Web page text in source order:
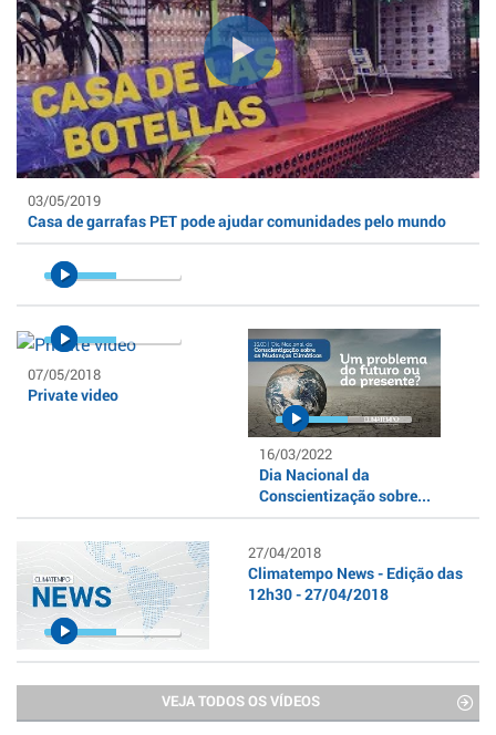
03/05/2019
Casa de garrafas PET pode ajudar comunidades pelo mundo
07/05/2018
Private video
16/03/2022
Dia Nacional da
Conscientização sobre...
27/04/2018
Climatempo News - Edição das
12h30 - 27/04/2018
VEJA TODOS OS VÍDEOS